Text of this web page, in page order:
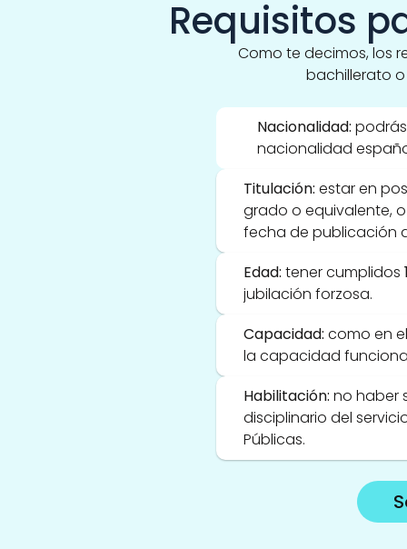
Requisitos
Como te decimos, los
bachillerato o
Nacionalidad:
nacionalidad
Titulación: estar en
grado o equivalente,
fecha de publicación
Edad: tener cumplidos
jubilación forzosa.
Capacidad: como en
la capacidad
Habilitación: no haber
disciplinario del
Públicas.